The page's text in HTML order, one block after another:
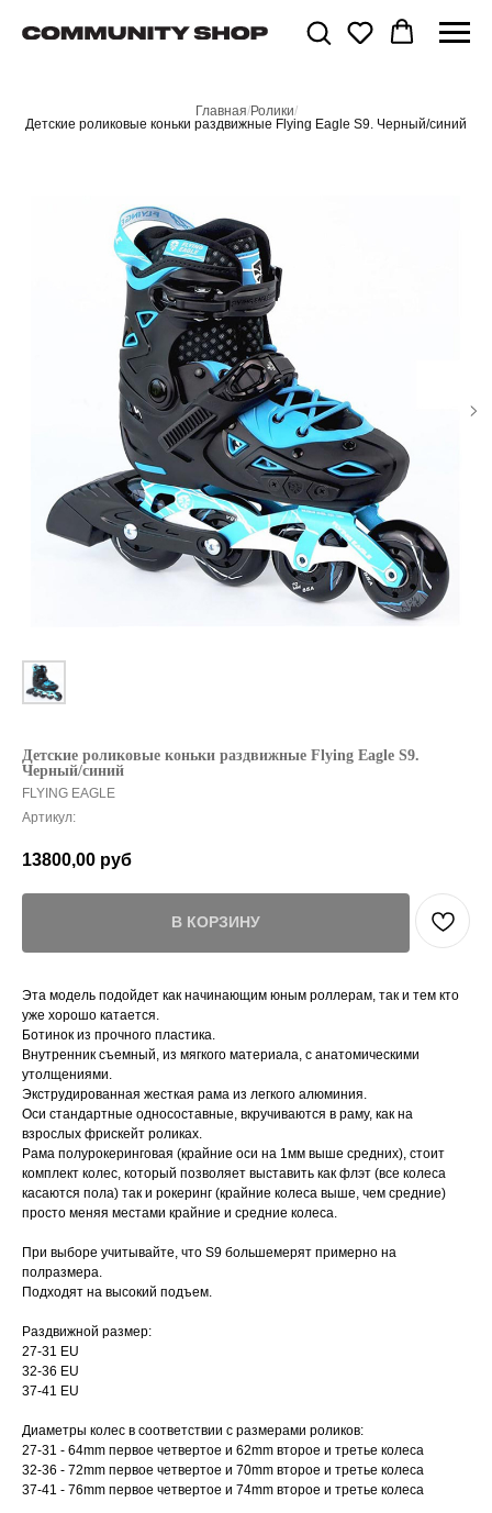
Главная/Ролики/
Детские роликовые коньки раздвижные Flying Eagle S9. Черный/синий
Детские роликовые коньки раздвижные Flying Eagle S9.
Черный/синий
FLYING EAGLE
Артикул:
13800,00 руб
В КОРЗИНУ
Эта модель подойдет как начинающим юным роллерам, так и тем кто
уже хорошо катается.
Ботинок из прочного пластика.
Внутренник съемный, из мягкого материала, с анатомическими
утолщениями.
Экструдированная жесткая рама из легкого алюминия.
Оси стандартные односоставные, вкручиваются в раму, как на
взрослых фрискейт роликах.
Рама полурокеринговая (крайние оси на 1мм выше средних), стоит
комплект колес, который позволяет выставить как флэт (все колеса
касаются пола) так и рокеринг (крайние колеса выше, чем средние)
просто меняя местами крайние и средние колеса.
При выборе учитывайте, что S9 большемерят примерно на
полразмера.
Подходят на высокий подъем.
Раздвижной размер:
27-31 EU
32-36 EU
37-41 EU
Диаметры колес в соответствии с размерами роликов:
27-31 - 64mm первое четвертое и 62mm второе и третье колеса
32-36 - 72mm первое четвертое и 70mm второе и третье колеса
37-41 - 76mm первое четвертое и 74mm второе и третье колеса